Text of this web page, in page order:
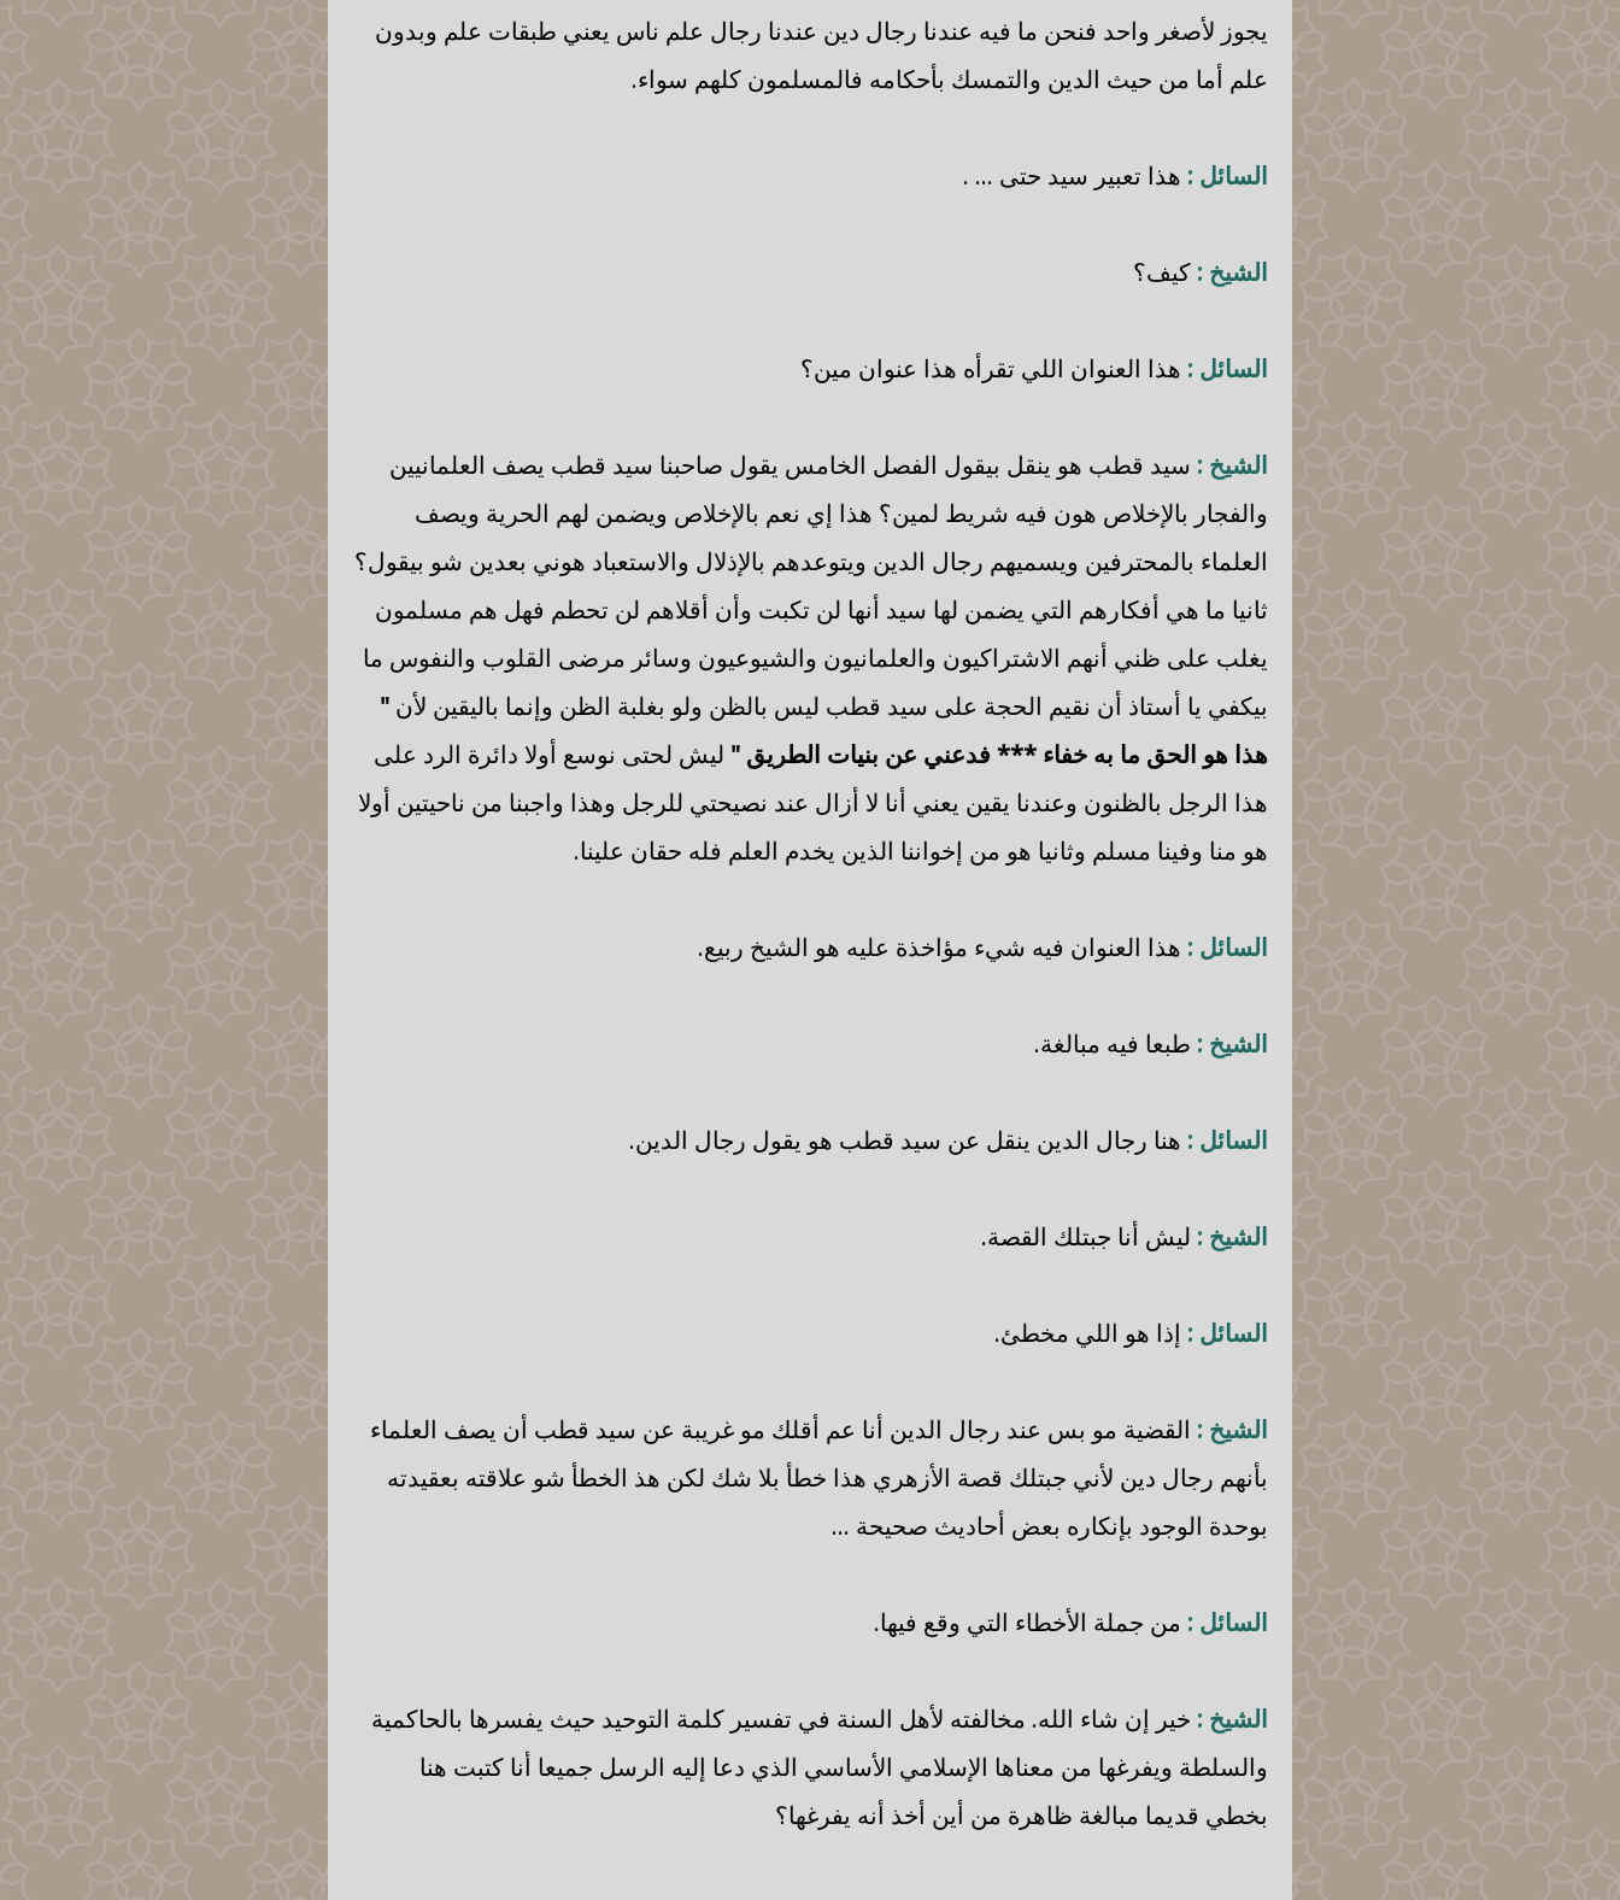
يجوز لأصغر واحد فنحن ما فيه عندنا رجال دين عندنا رجال علم ناس يعني طبقات علم وبدون
علم أما من حيث الدين والتمسك بأحكامه فالمسلمون كلهم سواء.
السائل : هذا تعبير سيد حتى ... .
الشيخ : كيف؟
السائل : هذا العنوان اللي تقرأه هذا عنوان مين؟
الشيخ : سيد قطب هو ينقل بيقول الفصل الخامس يقول صاحبنا سيد قطب يصف العلمانيين
والفجار بالإخلاص هون فيه شريط لمين؟ هذا إي نعم بالإخلاص ويضمن لهم الحرية ويصف
العلماء بالمحترفين ويسميهم رجال الدين ويتوعدهم بالإذلال والاستعباد هوني بعدين شو بيقول؟
ثانيا ما هي أفكارهم التي يضمن لها سيد أنها لن تكبت وأن أقلاهم لن تحطم فهل هم مسلمون
يغلب على ظني أنهم الاشتراكيون والعلمانيون والشيوعيون وسائر مرضى القلوب والنفوس ما
بيكفي يا أستاذ أن نقيم الحجة على سيد قطب ليس بالظن ولو بغلبة الظن وإنما باليقين لأن "
هذا هو الحق ما به خفاء *** فدعني عن بنيات الطريق " ليش لحتى نوسع أولا دائرة الرد على
هذا الرجل بالظنون وعندنا يقين يعني أنا لا أزال عند نصيحتي للرجل وهذا واجبنا من ناحيتين أولا
هو منا وفينا مسلم وثانيا هو من إخواننا الذين يخدم العلم فله حقان علينا.
السائل : هذا العنوان فيه شيء مؤاخذة عليه هو الشيخ ربيع.
الشيخ : طبعا فيه مبالغة.
السائل : هنا رجال الدين ينقل عن سيد قطب هو يقول رجال الدين.
الشيخ : ليش أنا جبتلك القصة.
السائل : إذا هو اللي مخطئ.
الشيخ : القضية مو بس عند رجال الدين أنا عم أقلك مو غريبة عن سيد قطب أن يصف العلماء
بأنهم رجال دين لأني جبتلك قصة الأزهري هذا خطأ بلا شك لكن هذ الخطأ شو علاقته بعقيدته
بوحدة الوجود بإنكاره بعض أحاديث صحيحة ...
السائل : من جملة الأخطاء التي وقع فيها.
الشيخ : خير إن شاء الله. مخالفته لأهل السنة في تفسير كلمة التوحيد حيث يفسرها بالحاكمية
والسلطة ويفرغها من معناها الإسلامي الأساسي الذي دعا إليه الرسل جميعا أنا كتبت هنا
بخطي قديما مبالغة ظاهرة من أين أخذ أنه يفرغها؟